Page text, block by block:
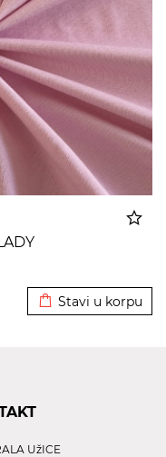
Stavi u korpu
UžICE